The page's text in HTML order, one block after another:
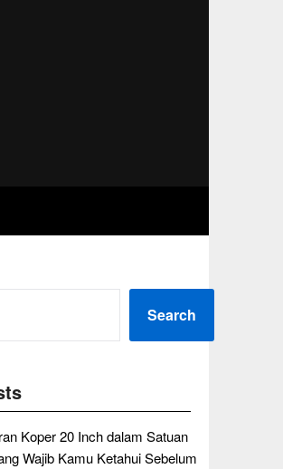
Search
Koper 20 Inch dalam Satuan
Wajib Kamu Ketahui Sebelum